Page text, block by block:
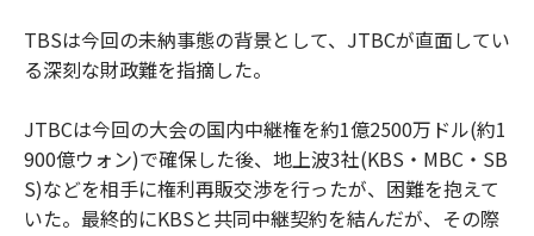
TBSは今回の未納事態の背景として、JTBCが直面してい
る深刻な財政難を指摘した。
JTBCは今回の大会の国内中継権を約1億2500万ドル(約1
900億ウォン)で確保した後、地上波3社(KBS・MBC・SB
S)などを相手に権利再販交渉を行ったが、困難を抱えて
いた。最終的にKBSと共同中継契約を結んだが、その際